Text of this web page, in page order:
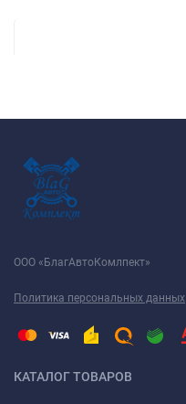
ООО «БлагАвтоКомлпект»
Политика персональных данных
КАТАЛОГ ТОВАРОВ